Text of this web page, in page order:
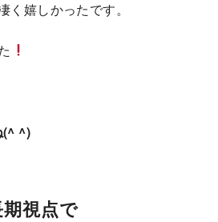
く嬉しかったです。
(^ ^)
視点で